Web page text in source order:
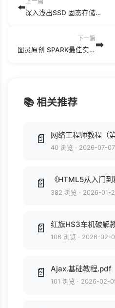
⬅️ 深入浅出SSD 固态存储核心技术、原理与实战 (阿呆，蛋蛋，MARX，胡波，SSD攻城狮著, 阿呆[等]著, 阿呆, SSDFans).pdf
下一篇
图灵原创 SPARK最佳实践 (陈欢，林世飞著).pdf ➡️
📚 相关推荐
📄
40 浏览 · 2026-07-07
📄
382 浏览 · 2026-01-
📄 红旗HS3车机破解
106 浏览 · 2026-02-
📄 Ajax.基础教程.pdf
101 浏览 · 2026-02-